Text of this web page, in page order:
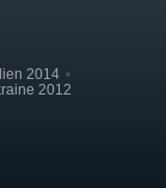
2014
2012